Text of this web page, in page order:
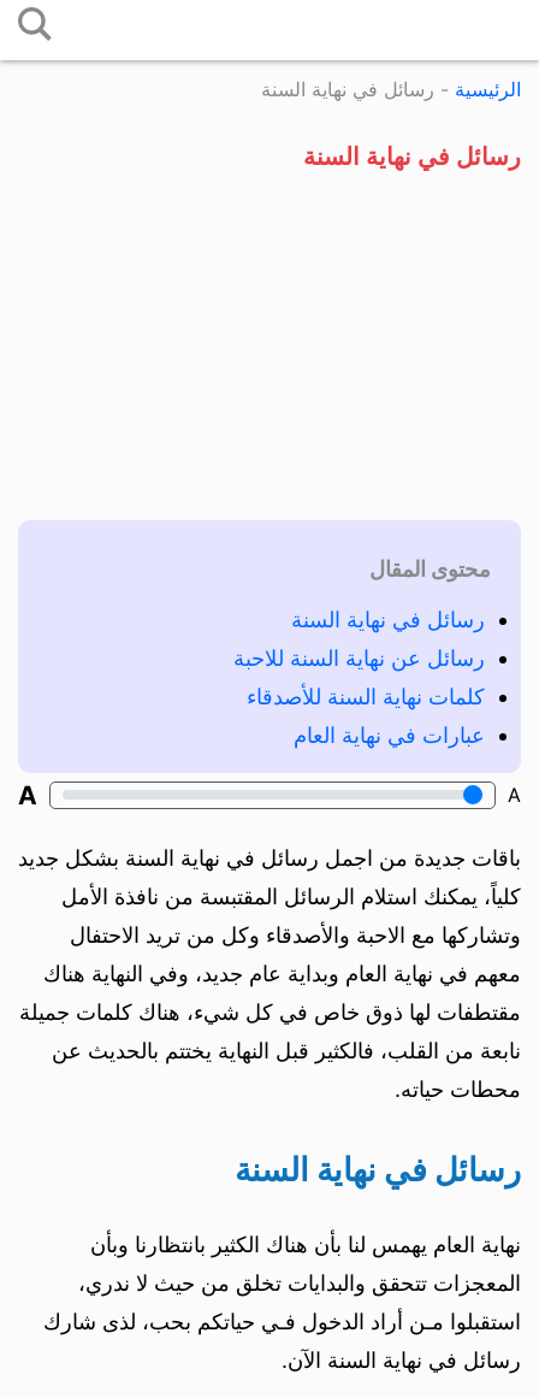
إلى
المحتوى
الرئيسية - رسائل في نهاية السنة
رسائل في نهاية السنة
محتوى المقال
رسائل في نهاية السنة
رسائل عن نهاية السنة للاحبة
كلمات نهاية السنة للأصدقاء
عبارات في نهاية العام
A
A
باقات جديدة من اجمل رسائل في نهاية السنة بشكل جديد
كلياً، يمكنك استلام الرسائل المقتبسة من نافذة الأمل
وتشاركها مع الاحبة والأصدقاء وكل من تريد الاحتفال
معهم في نهاية العام وبداية عام جديد، وفي النهاية هناك
مقتطفات لها ذوق خاص في كل شيء، هناك كلمات جميلة
نابعة من القلب، فالكثير قبل النهاية يختتم بالحديث عن
محطات حياته.
رسائل في نهاية السنة
نهاية العام يهمس لنا بأن هناك الكثير بانتظارنا وبأن
المعجزات تتحقق والبدايات تخلق من حيث لا ندري،
استقبلوا مـن أراد الدخول فـي حياتكم بحب، لذى شارك
رسائل في نهاية السنة الآن.